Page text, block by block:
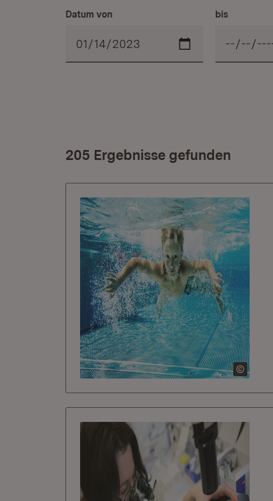
Datum von bis
205 Ergebnisse gefunden